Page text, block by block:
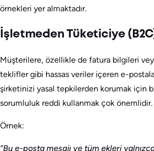
örnekleri yer almaktadır.
İşletmeden Tüketiciye
Müşterilere, özellikle de fatura bilgileri
teklifler gibi hassas veriler içeren e-
şirketinizi yasal tepkilerden korumak için
sorumluluk reddi kullanmak çok önemlidir.
Örnek:
“Bu e-posta mesajı ve tüm ekleri